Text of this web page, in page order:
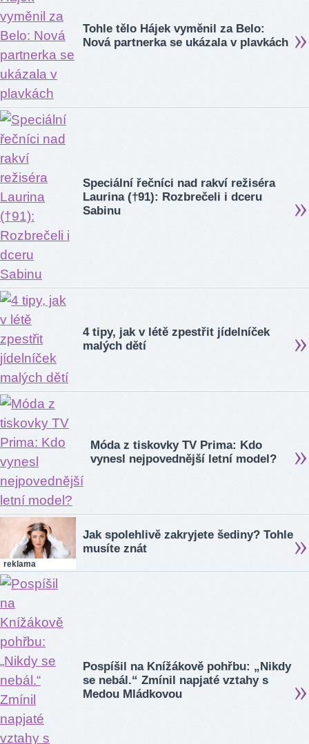
Tohle tělo Hájek vyměnil za Belo:
Nová partnerka se ukázala v plavkách
Speciální řečníci nad rakví režiséra
Laurina (†91): Rozbrečeli i dceru
Sabinu
4 tipy, jak v létě zpestřit jídelníček
malých dětí
Móda z tiskovky TV Prima: Kdo
vynesl nejpovednější letní model?
reklama
Jak spolehlivě zakryjete šediny? Tohle
musíte znát
Pospíšil na Knížákově pohřbu: „Nikdy
se nebál.“ Zmínil napjaté vztahy s
Medou Mládkovou